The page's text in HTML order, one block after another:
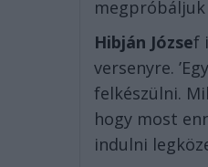
Hibján József
versenyre.
felkészülni.
hogy most
indulni